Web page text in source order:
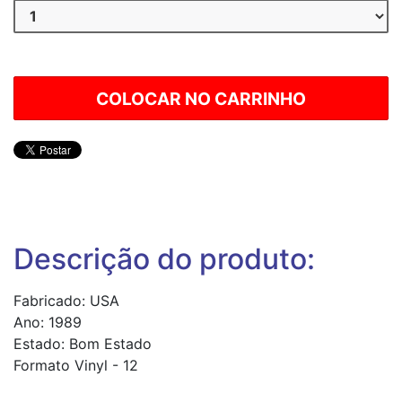
Descrição do produto:
Fabricado: USA
Ano: 1989
Estado: Bom Estado
Formato Vinyl - 12